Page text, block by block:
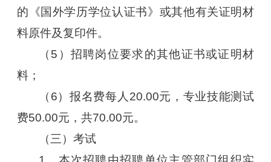
的《国外学历学位认证书》或其他有关证明材
料原件及复印件。
（5）招聘岗位要求的其他证书或证明材
料；
（6）报名费每人20.00元，专业技能测试
费50.00元，共70.00元。
（三）考试